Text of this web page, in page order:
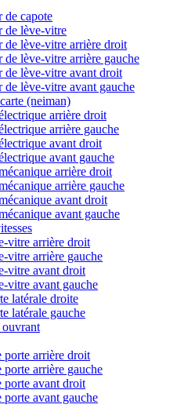
de capote
de lève-vitre
de lève-vitre arrière droit
de lève-vitre arrière gauche
de lève-vitre avant droit
de lève-vitre avant gauche
(neiman)
arrière droit
arrière gauche
avant droit
avant gauche
arrière droit
arrière gauche
avant droit
avant gauche
vitre arrière droit
vitre arrière gauche
vitre avant droit
vitre avant gauche
latérale droite
latérale gauche
porte arrière droit
porte arrière gauche
porte avant droit
porte avant gauche